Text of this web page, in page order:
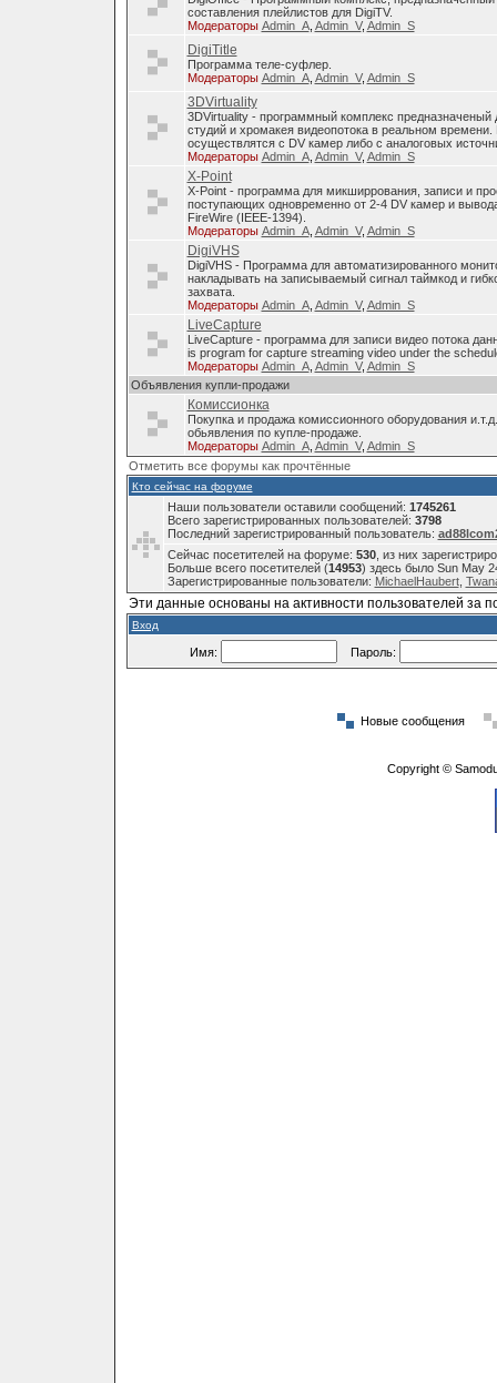
составления плейлистов для DigiTV.
Модераторы Admin_A, Admin_V, Admin_S
DigiTitle
Программа теле-суфлер.
Модераторы Admin_A, Admin_V, Admin_S
3DVirtuality
3DVirtuality - программный комплекс предназначеный
студий и хромакея видеопотока в реальном
осуществлятся с DV камер либо с аналоговых
Модераторы Admin_A, Admin_V, Admin_S
X-Point
X-Point - программа для микширрования, записи и
поступающих одновременно от 2-4 DV камер и
FireWire (IEEE-1394).
Модераторы Admin_A, Admin_V, Admin_S
DigiVHS
DigiVHS - Программа для автоматизированного
накладывать на записываемый сигнал таймкод и
захвата.
Модераторы Admin_A, Admin_V, Admin_S
LiveCapture
LiveCapture - программа для записи видео потока
is program for capture streaming video under the
Модераторы Admin_A, Admin_V, Admin_S
Объявления купли-продажи
Комиссионка
Покупка и продажа комиссионного оборудования
обьявления по купле-продаже.
Модераторы Admin_A, Admin_V, Admin_S
Отметить все форумы как прочтённые
Кто сейчас на форуме
Наши пользователи оставили сообщений: 1745261
Всего зарегистрированных пользователей: 3798
Последний зарегистрированный пользователь:
Сейчас посетителей на форуме: 530, из них
Больше всего посетителей (14953) здесь было Sun May
Зарегистрированные пользователи: MichaelHaubert,
Эти данные основаны на активности пользователей за
Вход
Имя: Пароль:
Новые сообщения
Copyright ©